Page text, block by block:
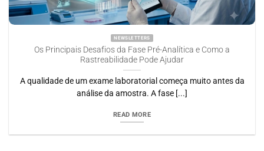
NEWSLETTERS
Os Principais Desafios da Fase Pré-Analítica e Como a
Rastreabilidade Pode Ajudar
A qualidade de um exame laboratorial começa muito antes da
análise da amostra. A fase [...]
READ MORE